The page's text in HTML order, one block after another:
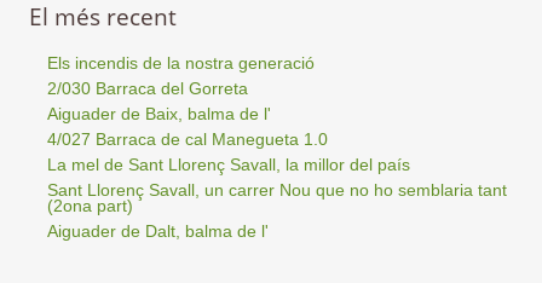
El més recent
Els incendis de la nostra generació
2/030 Barraca del Gorreta
Aiguader de Baix, balma de l'
4/027 Barraca de cal Manegueta 1.0
La mel de Sant Llorenç Savall, la millor del país
Sant Llorenç Savall, un carrer Nou que no ho semblaria tant
(2ona part)
Aiguader de Dalt, balma de l'